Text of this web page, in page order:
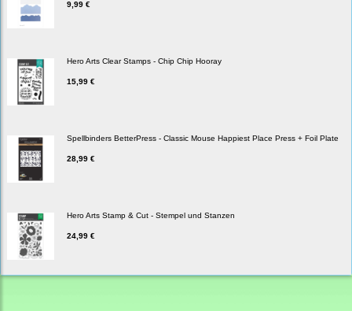
9,99 €
Hero Arts Clear Stamps - Chip Chip Hooray
15,99 €
Spellbinders BetterPress - Classic Mouse Happiest Place Press + Foil Plate
28,99 €
Hero Arts Stamp & Cut - Stempel und Stanzen
24,99 €